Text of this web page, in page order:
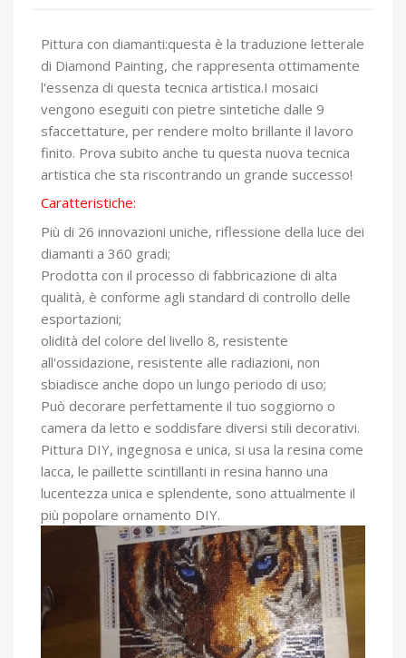
Pittura con diamanti:questa è la traduzione letterale
di Diamond Painting, che rappresenta ottimamente
l'essenza di questa tecnica artistica.I mosaici
vengono eseguiti con pietre sintetiche dalle 9
sfaccettature, per rendere molto brillante il lavoro
finito. Prova subito anche tu questa nuova tecnica
artistica che sta riscontrando un grande successo!
Caratteristiche:
Più di 26 innovazioni uniche, riflessione della luce dei
diamanti a 360 gradi;
Prodotta con il processo di fabbricazione di alta
qualità, è conforme agli standard di controllo delle
esportazioni;
olidità del colore del livello 8, resistente
all'ossidazione, resistente alle radiazioni, non
sbiadisce anche dopo un lungo periodo di uso;
Può decorare perfettamente il tuo soggiorno o
camera da letto e soddisfare diversi stili decorativi.
Pittura DIY, ingegnosa e unica, si usa la resina come
lacca, le paillette scintillanti in resina hanno una
lucentezza unica e splendente, sono attualmente il
più popolare ornamento DIY.